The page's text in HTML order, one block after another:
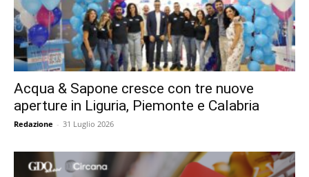
Acqua & Sapone cresce con tre nuove
aperture in Liguria, Piemonte e Calabria
Redazione - 31 Luglio 2026